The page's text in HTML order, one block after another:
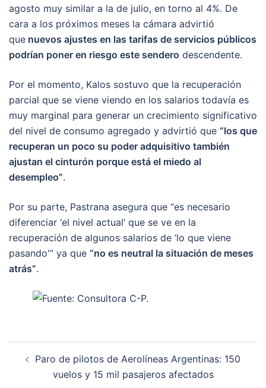
agosto muy similar a la de julio, en torno al 4%. De
cara a los próximos meses la cámara advirtió
que nuevos ajustes en las tarifas de servicios públicos
podrían poner en riesgo este sendero descendente.
Por el momento, Kalos sostuvo que la recuperación
parcial que se viene viendo en los salarios todavía es
muy marginal para generar un crecimiento significativo
del nivel de consumo agregado y advirtió que “los que
recuperan un poco su poder adquisitivo también
ajustan el cinturón porque está el miedo al
desempleo”.
Por su parte, Pastrana asegura que “es necesario
diferenciar ‘el nivel actual’ que se ve en la
recuperación de algunos salarios de ‘lo que viene
pasando'” ya que “no es neutral la situación de meses
atrás”.
navigation
Paro de pilotos de Aerolíneas Argentinas: 150
vuelos y 15 mil pasajeros afectados